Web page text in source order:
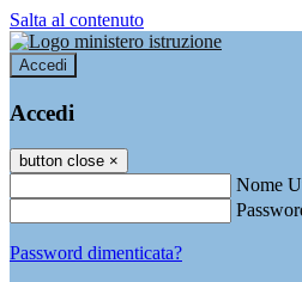
Salta al contenuto
Accedi
Accedi
button close ×
Nome
Password dimenticata?